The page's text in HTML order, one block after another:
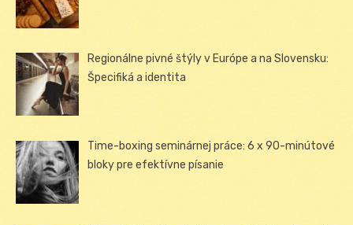
Regionálne pivné štýly v Európe a na Slovensku:
Špecifiká a identita
Time-boxing seminárnej práce: 6 x 90-minútové
bloky pre efektívne písanie